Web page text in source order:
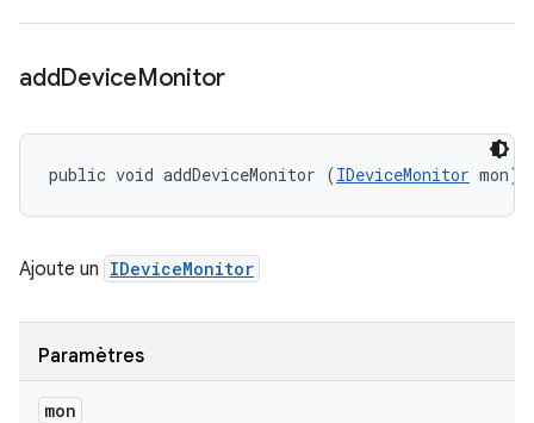
addDeviceMonitor
public void addDeviceMonitor (IDeviceMonitor mon)
Ajoute un IDeviceMonitor
Paramètres
mon